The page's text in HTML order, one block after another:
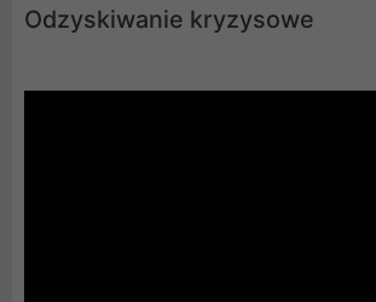
Odzyskiwanie kryzysowe